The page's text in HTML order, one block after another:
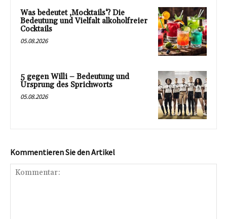
Was bedeutet ‚Mocktails‘? Die
Bedeutung und Vielfalt alkoholfreier
Cocktails
05.08.2026
5 gegen Willi – Bedeutung und
Ursprung des Sprichworts
05.08.2026
Kommentieren Sie den Artikel